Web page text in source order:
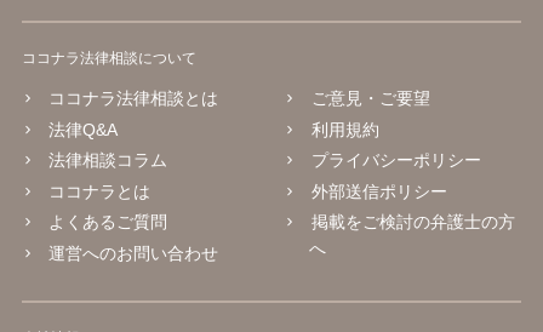
ココナラ法律相談について
ココナラ法律相談とは
法律Q&A
法律相談コラム
ココナラとは
よくあるご質問
運営へのお問い合わせ
ご意見・ご要望
利用規約
プライバシーポリシー
外部送信ポリシー
掲載をご検討の弁護士の方
へ